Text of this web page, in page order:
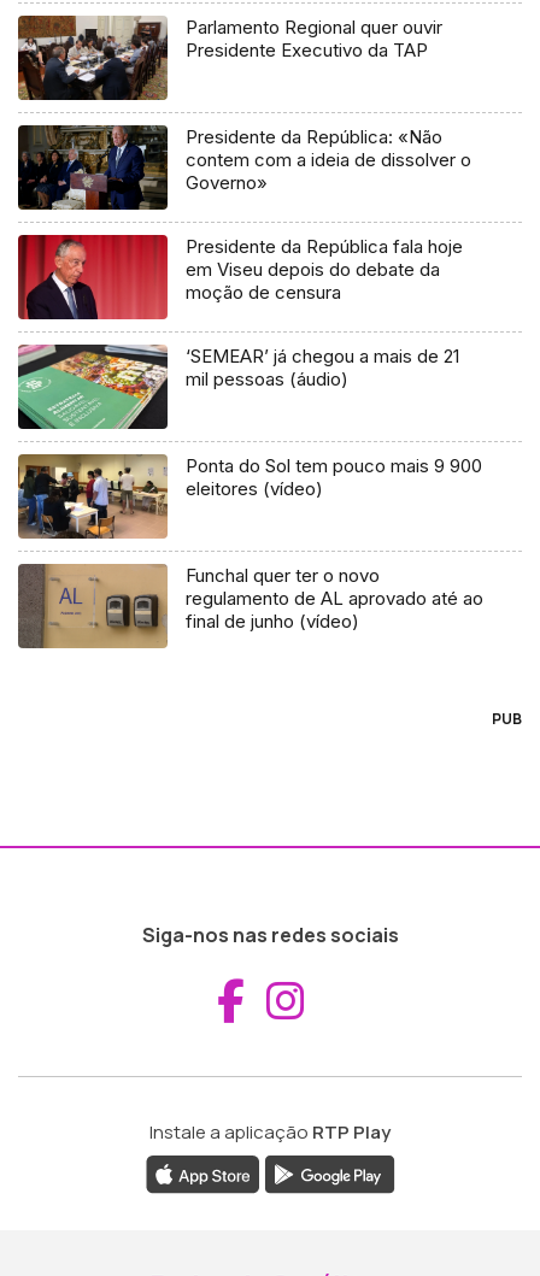
Parlamento Regional quer ouvir
Presidente Executivo da TAP
Presidente da República: «Não
contem com a ideia de dissolver o
Governo»
Presidente da República fala hoje
em Viseu depois do debate da
moção de censura
‘SEMEAR’ já chegou a mais de 21
mil pessoas (áudio)
Ponta do Sol tem pouco mais 9 900
eleitores (vídeo)
Funchal quer ter o novo
regulamento de AL aprovado até ao
final de junho (vídeo)
PUB
Siga-nos nas redes sociais
Aceder ao
Instale a aplicação RTP Play